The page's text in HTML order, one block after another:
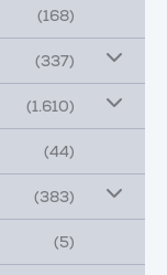
(168)
(337)
(1.610)
(44)
(383)
(5)